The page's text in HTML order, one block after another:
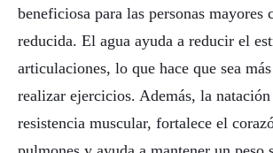
beneficiosa para las personas mayores
reducida. El agua ayuda a reducir el
articulaciones, lo que hace que sea
realizar ejercicios. Además, la
resistencia muscular, fortalece el